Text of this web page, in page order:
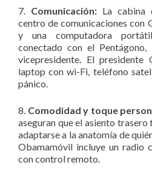
7. Comunicación: La cabina
centro de comunicaciones con
y una computadora
conectado con el
vicepresidente. El presidente
laptop con wi-Fi, teléfono
pánico.
8. Comodidad y toque
aseguran que el asiento
adaptarse a la anatomía de
Obamamóvil incluye un radio
con control remoto.